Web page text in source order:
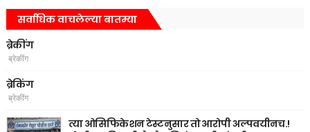
सर्वाधिक वाचलेल्या बातम्या
ब्रेकींग
ब्रेकींग
ब्रेकिंग
ब्रेकींग
त्या ओसिफिकेशन टेस्टनुसार तो आरोपी अल्पवयीनच.!